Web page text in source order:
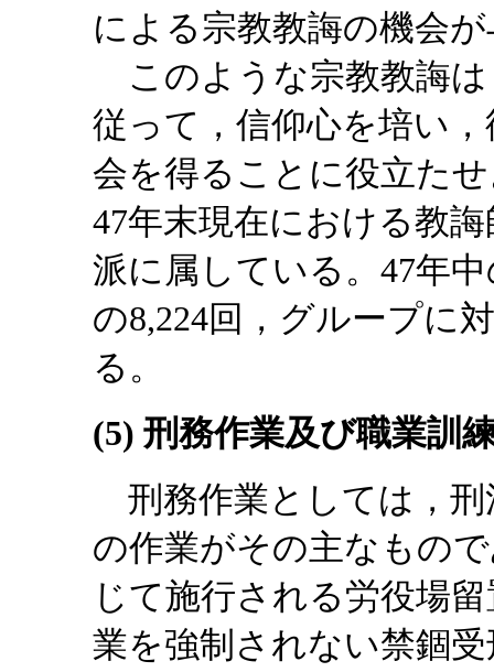
による宗教教誨の機会
このような宗教教誨は
従って，信仰心を培い
会を得ることに役立た
47年末現在における教
派に属している。47年
の8,224回，グループに
る。
(5) 刑務作業及び職業訓
刑務作業としては，刑
の作業がその主なもの
じて施行される労役場
業を強制されない禁錮